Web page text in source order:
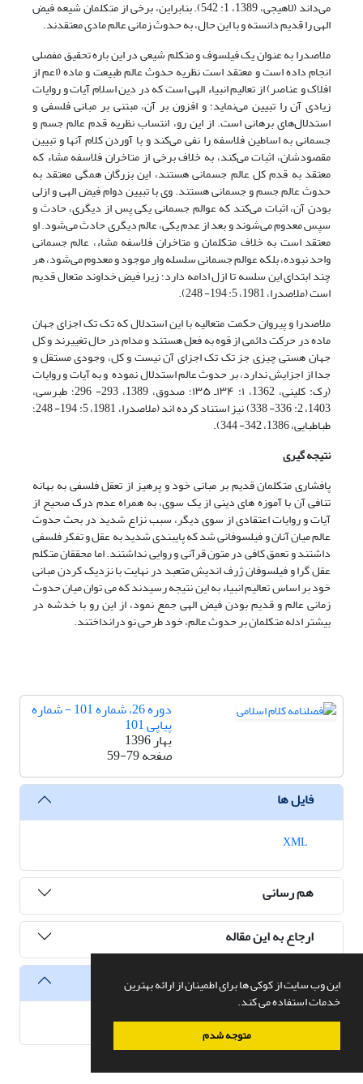
این وب سایت از کوکی ها برای اطمینان از ارائه بهترین
خدمات استفاده می کند.
متوجه شدم
می‌داند (لاهیجی، 1389، 1: 542). بنابراین، برخی از متکلمان شیعه فیض
الهی را قدیم دانسته و با این حال، به حدوث زمانی عالم مادی معتقدند.
ملاصدرا به عنوان یک فیلسوف و متکلم شیعی در این باره تحقیق مفصلی
انجام داده است و معتقد است نظریه حدوث عالم طبیعت و ماده (اعم از
افلاک و عناصر) از تعالیم انبیاء الهی است که در دین اسلام آیات و روایات
زیادی آن را تبیین می‌نماید؛ و افزون بر آن، مبتنی بر مبانی فلسفی و
استدلال‌های برهانی است. از این رو، انتساب نظریه قدم عالم جسم و
جسمانی به اساطین فلاسفه را نفی می‌کند و با آوردن کلام آنها و تبیین
مقصودشان، اثبات می‌کند، به خلاف برخی از متاخران فلاسفه مشاء که
معتقد به قدم کل عالم جسمانی هستند، این بزرگان همگی معتقد به
حدوث عالم جسم و جسمانی هستند. وی با تبیین دوام فیض الهی و ازلی
بودن آن، اثبات می‌کند که عوالم جسمانی یکی پس از دیگری، حادث و
سپس معدوم می‌شوند و بعد از عدم یکی، عالم دیگری حادث می‌شود. او
معتقد است به خلاف متکلمان و متاخران فلاسفه مشاء، عالم جسمانی
واحد نبوده، بلکه عوالم جسمانی سلسله وار موجود و معدوم می‌شود، هر
چند ابتدای این سلسه تا ازل ادامه دارد؛ زیرا فیض خداوند متعال قدیم
است (ملاصدرا، 1981، 5: 194- 248).
ملاصدرا و پیروان حکمت متعالیه با این استدلال که تک تک اجزای جهان
ماده در حرکت دائمی از قوه به فعل هستند و مدام در حال تغییرند و کل
جهان هستی چیزی جز تک تک اجزای آن نیست و کل، وجودی مستقل و
جدا از اجزایش ندارد، بر حدوث عالم استدلال نموده و به آیات و روایات
(رک: کلینی، 1362، ۱: ۱۳۴ـ ۱۳۵؛ صدوق، 1389، 293- 296؛ طبرسی،
1403، 2: 336- 338) نیز استناد کرده اند (ملاصدرا، 1981، 5: 194- 248؛
طباطبایی، 1386، 342- 344).
نتیجه گیری
پافشاری متکلمان قدیم بر مبانی خود و پرهیز از تعقل فلسفی به بهانه
تنافی آن با آموزه های دینی از یک سوی، به همراه عدم درک صحیح از
آیات و روایات اعتقادی از سوی دیگر، سبب نزاع شدید در بحث حدوث
عالم میان آنان و فیلسوفانی شد که پایبندی شدید به عقل و تفکر فلسفی
داشتند و تعمق کافی در متون قرآنی و روایی نداشتند. اما محققان متکلم
عقل گرا و فیلسوفان ژرف اندیش متعبد در نهایت با نزدیک کردن مبانی
خود بر اساس تعالیم انبیاء به این نتیجه رسیدند که می توان میان حدوث
زمانی عالم و قدیم بودن فیض الهی جمع نمود، از این رو با خدشه در
بیشتر ادله متکلمان بر حدوث عالم، خود طرحی نو درانداختند.
دوره 26، شماره 101 - شماره
پیاپی 101
بهار 1396
صفحه59-79
فایل ها
هم رسانی
ارجاع به این مقاله
آمار
تعداد مشاهده مقاله 8,907